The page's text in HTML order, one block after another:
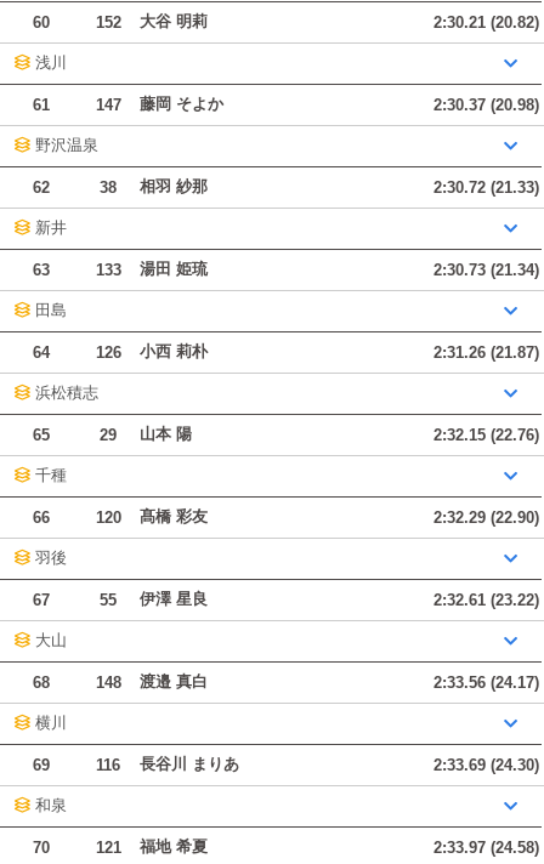
60 152 大谷 明莉 2:30.21 (20.82)
浅川
61 147 藤岡 そよか 2:30.37 (20.98)
野沢温泉
62 38 相羽 紗那 2:30.72 (21.33)
新井
63 133 湯田 姫琉 2:30.73 (21.34)
田島
64 126 小西 莉朴 2:31.26 (21.87)
浜松積志
65 29 山本 陽 2:32.15 (22.76)
千種
66 120 髙橋 彩友 2:32.29 (22.90)
羽後
67 55 伊澤 星良 2:32.61 (23.22)
大山
68 148 渡邉 真白 2:33.56 (24.17)
横川
69 116 長谷川 まりあ 2:33.69 (24.30)
和泉
70 121 福地 希夏 2:33.97 (24.58)